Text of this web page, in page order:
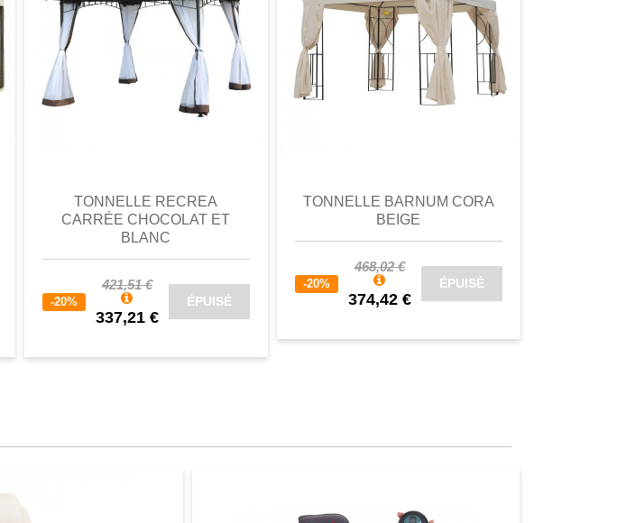
TONNELLE RECREA
CARRÉE CHOCOLAT ET
BLANC
-20%
421,51 €
337,21 €
ÉPUISÉ
TONNELLE BARNUM CORA
BEIGE
-20%
468,02 €
374,42 €
ÉPUISÉ